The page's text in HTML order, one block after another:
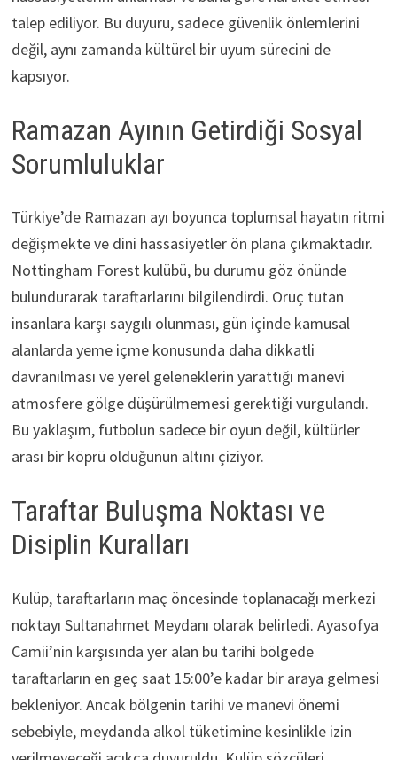
talep ediliyor. Bu duyuru, sadece güvenlik önlemlerini
değil, aynı zamanda kültürel bir uyum sürecini de
kapsıyor.
Ramazan Ayının Getirdiği Sosyal
Sorumluluklar
Türkiye’de Ramazan ayı boyunca toplumsal hayatın ritmi
değişmekte ve dini hassasiyetler ön plana çıkmaktadır.
Nottingham Forest kulübü, bu durumu göz önünde
bulundurarak taraftarlarını bilgilendirdi. Oruç tutan
insanlara karşı saygılı olunması, gün içinde kamusal
alanlarda yeme içme konusunda daha dikkatli
davranılması ve yerel geleneklerin yarattığı manevi
atmosfere gölge düşürülmemesi gerektiği vurgulandı.
Bu yaklaşım, futbolun sadece bir oyun değil, kültürler
arası bir köprü olduğunun altını çiziyor.
Taraftar Buluşma Noktası ve
Disiplin Kuralları
Kulüp, taraftarların maç öncesinde toplanacağı merkezi
noktayı Sultanahmet Meydanı olarak belirledi. Ayasofya
Camii’nin karşısında yer alan bu tarihi bölgede
taraftarların en geç saat 15:00’e kadar bir araya gelmesi
bekleniyor. Ancak bölgenin tarihi ve manevi önemi
sebebiyle, meydanda alkol tüketimine kesinlikle izin